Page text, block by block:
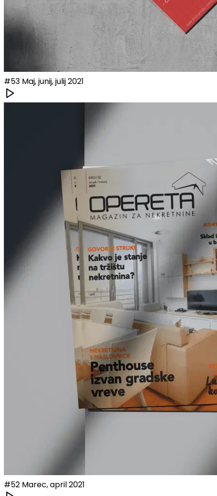
#53 Maj, junij, julij 2021
#52 Marec, april 2021